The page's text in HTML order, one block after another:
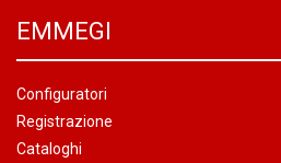
EMMEGI
Configuratori
Registrazione
Cataloghi